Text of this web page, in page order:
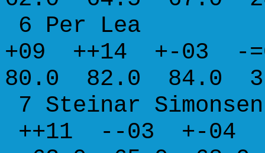
6 Per Lea
+09 ++14 +-03
80.0 82.0 84.0
7 Steinar
++11 --03 +-04